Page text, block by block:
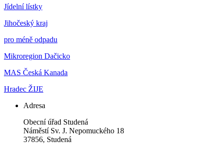
Jídelní lístky
Jihočeský kraj
pro méně odpadu
Mikroregion Dačicko
MAS Česká Kanada
Hradec ŽIJE
Adresa
Obecní úřad Studená
Náměstí Sv. J. Nepomuckého 18
37856, Studená